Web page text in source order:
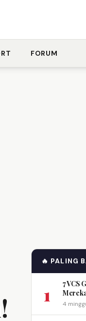
FORUM
🔥 PALING
1
7 VCS
4